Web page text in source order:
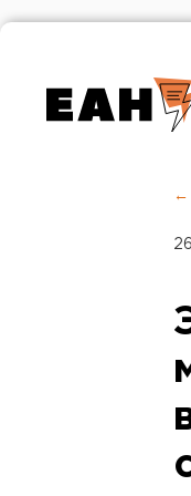
←